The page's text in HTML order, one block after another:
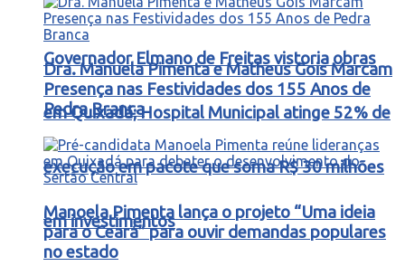
Governador Elmano de Freitas vistoria obras
em Quixadá; Hospital Municipal atinge 52% de
execução em pacote que soma R$ 30 milhões
em investimentos
Dra. Manuela Pimenta e Matheus Gois Marcam
Presença nas Festividades dos 155 Anos de
Pedra Branca
Manoela Pimenta lança o projeto “Uma ideia
para o Ceará” para ouvir demandas populares
no estado